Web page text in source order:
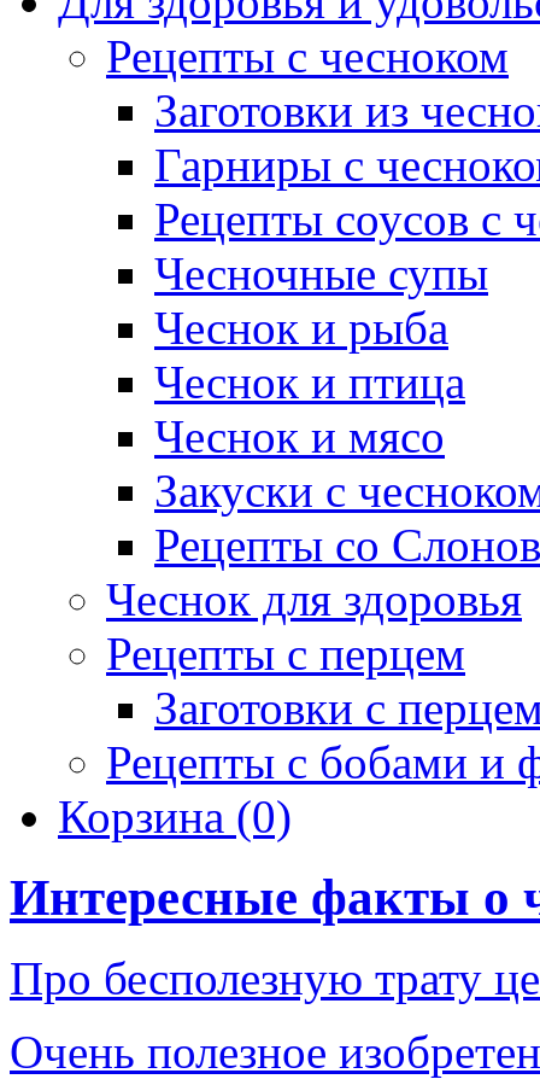
Рецепты с чесноком
Заготовки из
Гарниры с
Рецепты соусов с
Чесночные супы
Чеснок и рыба
Чеснок и птица
Чеснок и мясо
Закуски с
Рецепты со
Чеснок для здоровья
Рецепты с перцем
Заготовки с
Рецепты с бобами и
Корзина (0)
Интересные факты о
Про бесполезную трату
Очень полезное